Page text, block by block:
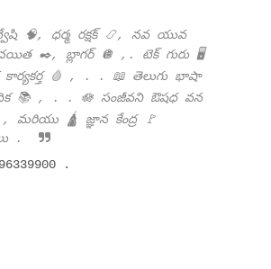
🧠, ధర్మ రక్షక్ 📿, నవ యువ
✒️, బ్లాగర్ 🪩 ,. టెక్ గురు 🖥️
🩸 , . . 📖 తెలుగు భాషా
📚 , . . 🪷 సంజీవని ఔషధ వన
, మరియు 🛕 జ్ఞాన కేంద్ర 🚩
.
.